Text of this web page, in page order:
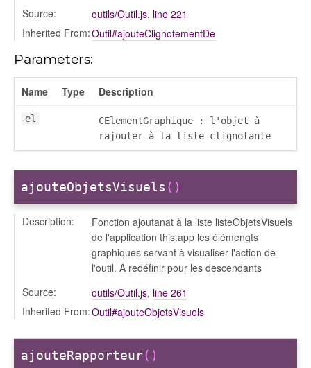
Source:
outils/Outil.js, line 221
Inherited From:Outil#ajouteClignotementDe
Parameters:
Name Type Description
el
CElementGraphique : l'objet à
rajouter à la liste clignotante
ajouteObjetsVisuels ()
Description:
Fonction ajoutanat à la liste listeObjetsVisuels
de l'application this.app les élémengts
graphiques servant à visualiser l'action de
l'outil. A redéfinir pour les descendants
Source:
outils/Outil.js, line 261
Inherited From:Outil#ajouteObjetsVisuels
ajouteRapporteur()